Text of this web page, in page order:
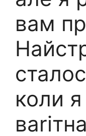
вам
коли
ваrітна